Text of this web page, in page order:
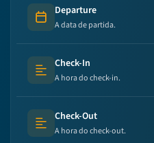
Date
Departure
A data de partida.
Text (multi-lines)
Check-In
A hora do check-in.
Text (multi-lines)
Check-Out
A hora do check-out.